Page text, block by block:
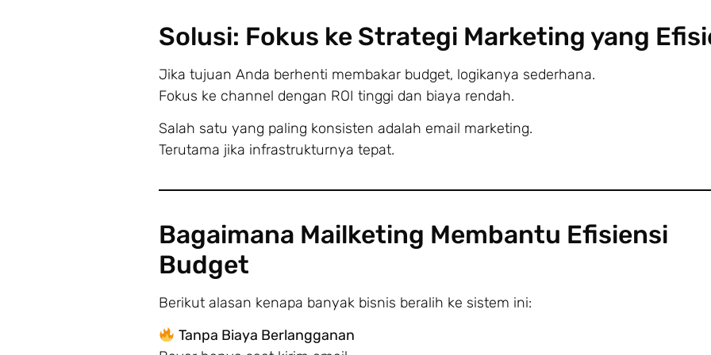
Solusi: Fokus ke Strategi Marketing yang
Jika tujuan Anda berhenti membakar budget, logikanya sederhana.
Fokus ke channel dengan ROI tinggi dan biaya rendah.
Salah satu yang paling konsisten adalah email marketing.
Terutama jika infrastrukturnya tepat.
Bagaimana Mailketing Membantu Efisiensi
Budget
Berikut alasan kenapa banyak bisnis beralih ke sistem ini:
Tanpa Biaya Berlangganan